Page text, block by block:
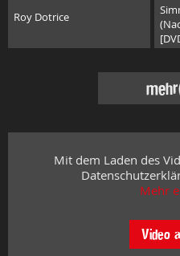
Roy Dotrice
mehr
Mit dem Laden des
Mehr
Video